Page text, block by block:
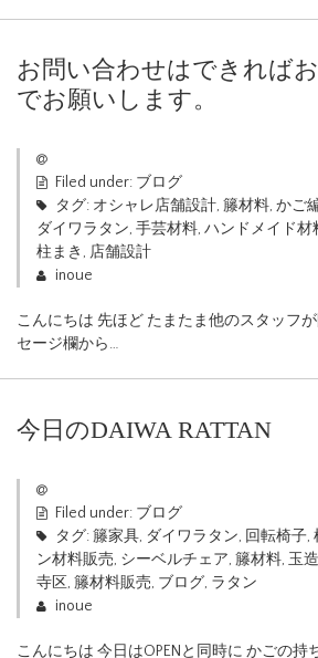
お問い合わせはできれば
でお願いします。
Filed under: ブログ
タグ: オシャレ店舗設計, 籐材料, かご
ダイワラタン, 手芸材料, ハンドメイド材
柱まき , 店舗設計
inoue
こんにちは 先ほど たまたま他のスタッフ
セージ欄から…
今日のDAIWA RATTAN
Filed under: ブログ
タグ:籐家具, ダイワラタン, 回転椅子,
ン材料販売, シーベルチェア, 籐材料, 玉造
寺区, 籐材料販売, ブログ, ラタン
inoue
こんにちは 今日はOPENと同時に かごの持